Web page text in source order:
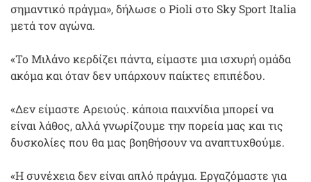
σημαντικό πράγμα», δήλωσε ο Pioli στο Sky Sport Italia
μετά τον αγώνα.
«Το Μιλάνο κερδίζει πάντα, είμαστε μια ισχυρή ομάδα
ακόμα και όταν δεν υπάρχουν παίκτες επιπέδου.
«Δεν είμαστε Αρειούς. κάποια παιχνίδια μπορεί να
είναι λάθος, αλλά γνωρίζουμε την πορεία μας και τις
δυσκολίες που θα μας βοηθήσουν να αναπτυχθούμε.
«Η συνέχεια δεν είναι απλό πράγμα. Εργαζόμαστε για